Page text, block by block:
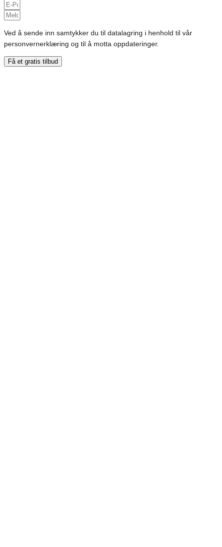
Ved å sende inn samtykker du til datalagring i henhold til vår
personvernerklæring og til å motta oppdateringer.
Få et gratis tilbud